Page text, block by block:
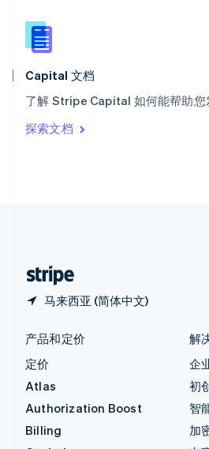
Capital 文档
了解 Stripe Capital 如何能帮助您
探索文档
马来西亚 (简体中文)
新西兰
English
匈牙利
English
ItalianoEnglish
印度
English
产品和定价
定价
Atlas
Authorization Boost
Billing
解
企
初
智
加